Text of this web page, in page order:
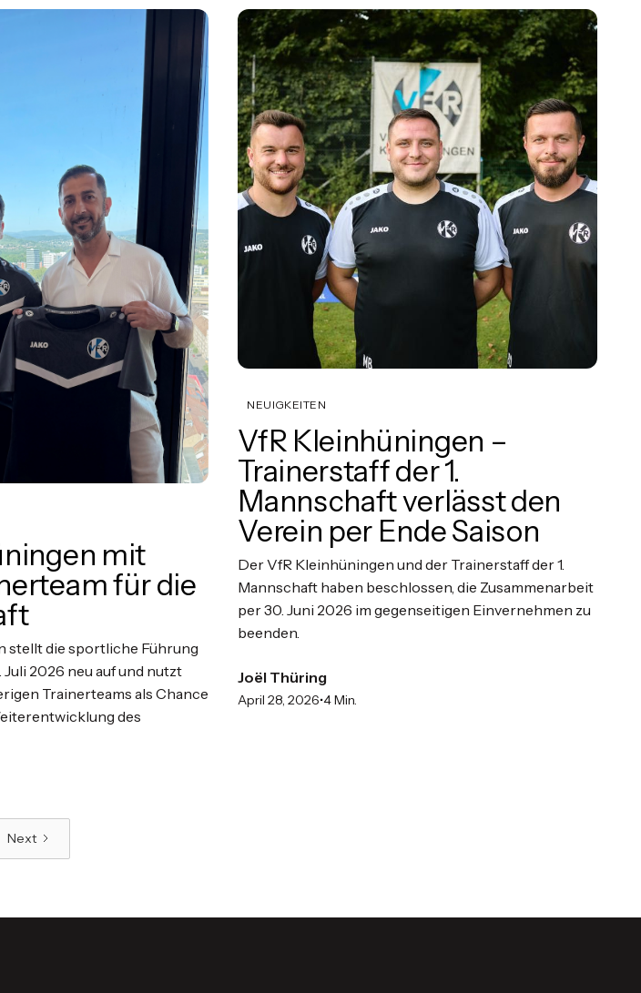
mit
für die
stellt die sportliche Führung
Juli 2026 neu auf und nutzt
Trainerteams als Chance
des
NEUIGKEITEN
VfR Kleinhüningen –
Trainerstaff der 1.
Mannschaft verlässt den
Verein per Ende Saison
Der VfR Kleinhüningen und der Trainerstaff der 1.
Mannschaft haben beschlossen, die Zusammenarbeit
per 30. Juni 2026 im gegenseitigen Einvernehmen zu
beenden.
Joël Thüring
April 28, 2026•4 Min.
Next